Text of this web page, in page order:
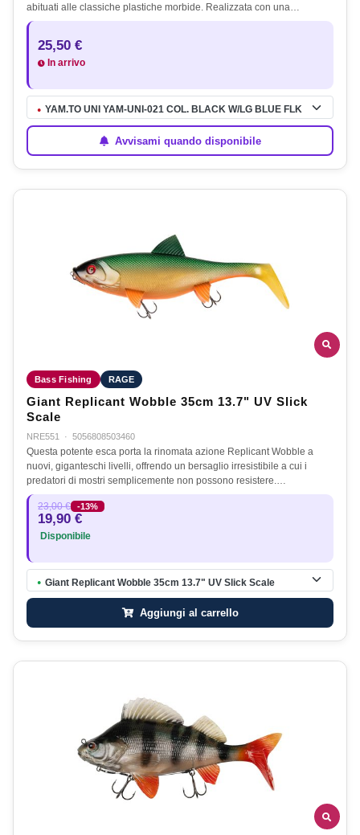
abituati alle classiche plastiche morbide. Realizzata con una…
25,50 €
In arrivo
● YAM.TO UNI YAM-UNI-021 COL. BLACK W/LG BLUE FLK
Avvisami quando disponibile
Bass Fishing RAGE
Giant Replicant Wobble 35cm 13.7" UV Slick
Scale
NRE551 · 5056808503460
Questa potente esca porta la rinomata azione Replicant Wobble a
nuovi, giganteschi livelli, offrendo un bersaglio irresistibile a cui i
predatori di mostri semplicemente non possono resistere.…
23,00 € -13%
19,90 €
Disponibile
● Giant Replicant Wobble 35cm 13.7" UV Slick Scale
Aggiungi al carrello